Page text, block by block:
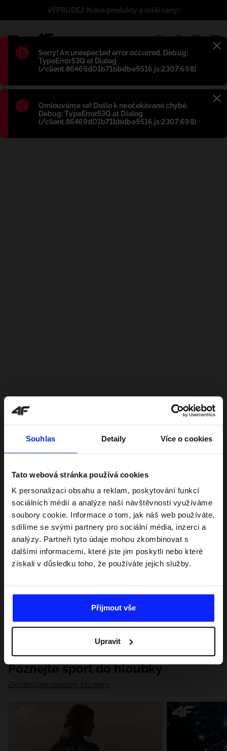
Souhlas Detaily Více o cookies
Tato webová stránka používá cookies
K personalizaci obsahu a reklam, poskytování funkcí
sociálních médií a analýze naší návštěvnosti využíváme
soubory cookie. Informace o tom, jak náš web používáte,
sdílíme se svými partnery pro sociální média, inzerci a
analýzy. Partneři tyto údaje mohou zkombinovat s
dalšími informacemi, které jste jim poskytli nebo které
získali v důsledku toho, že používáte jejich služby.
Přijmout vše
Upravit
Błąd:
Sorry! An unexpected error occurred. Debug:
TypeError53Q at Dialog
(/client.86469d01b71bbdbe9516.js:2307:698)
Błąd:
Omlouváme se! Došlo k neočekávané chybě.
Debug: TypeError53Q at Dialog
(/client.86469d01b71bbdbe9516.js:2307:698)
VÝPRODEJ: Nové produkty a nižší ceny!
Poznejte sport do hloubky
Zkontrolujte všechny záznamy